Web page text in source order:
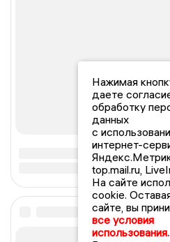
Нажимая
даете
обработку
данных
с
интернет-
top.mail.ru,
На сайте
cookie.
сайте, вы
все условия
использования.